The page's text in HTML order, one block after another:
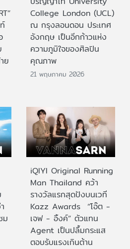
ย
College London (UCL)
ณ กรุงลอนดอน ประเทศ
อังกฤษ เป็นอีกก้าวแห่ง
ความภูมิใจของศิลปิน
คุณภาพ
21 พฤษภาคม 2026
ม
iQIYI Original Running
Man Thailand คว้า
รางวัลแรกสุดปังบนเวที
Kazz Awards “โอ๊ต -
เจฟ - อิ้งค์” ตัวแทน
Agent เป็นปลื้มกระแส
ตอบรับแรงเกินต้าน